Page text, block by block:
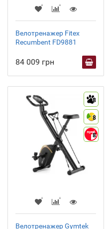
Велотренажер Fitex
Recumbent FD9881
84 009 грн
8
8
8
Велотренажер Gymtek